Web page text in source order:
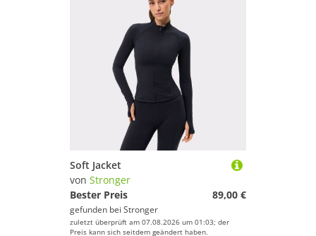
Soft Jacket
von Stronger
Bester Preis
89,00 €
gefunden bei Stronger
zuletzt überprüft am 07.08.2026 um 01:03; der
Preis kann sich seitdem geändert haben.